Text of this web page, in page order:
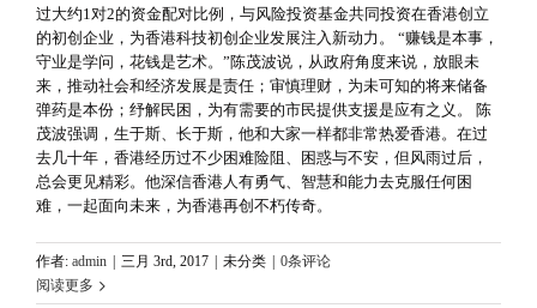
过大约1对2的资金配对比例，与风险投资基金共同投资在香港创立
的初创企业，为香港科技初创企业发展注入新动力。 “赚钱是本事，
守业是学问，花钱是艺术。”陈茂波说，从政府角度来说，放眼未
来，推动社会和经济发展是责任；审慎理财，为未可知的将来储备
弹药是本份；纾解民困，为有需要的市民提供支援是应有之义。 陈
茂波强调，生于斯、长于斯，他和大家一样都非常热爱香港。在过
去几十年，香港经历过不少困难险阻、困惑与不安，但风雨过后，
总会更见精彩。他深信香港人有勇气、智慧和能力去克服任何困
难，一起面向未来，为香港再创不朽传奇。
作者: admin 三月 3rd, 2017 未分类
0条评论
阅读更多